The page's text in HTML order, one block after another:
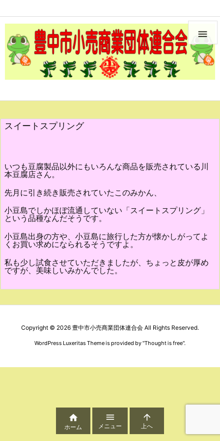

スイートスプリング
いつも豆腐製品以外にもいろんな商品を販売されている川
本豆腐店さん。
先月に引き続き販売されていたこのみかん、
小豆島でしかほぼ流通していない「スイートスプリング」
という品種なんだそうです。
小豆島出身の方や、小豆島に旅行した方が懐かしがってよ
くお買い求めになられるそうですよ。
私も少し試食させていただきましたが、ちょっと皮が厚め
ですが、美味しいみかんでした。
Copyright © 2026 豊中市小売商業団体連合会 All Rights Reserved.
WordPress Luxeritas Theme is provided by "Thought is free".

ホーム

メニュー

上へ